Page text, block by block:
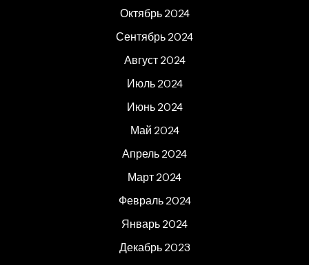
Октябрь 2024
Сентябрь 2024
Август 2024
Июль 2024
Июнь 2024
Май 2024
Апрель 2024
Март 2024
Февраль 2024
Январь 2024
Декабрь 2023